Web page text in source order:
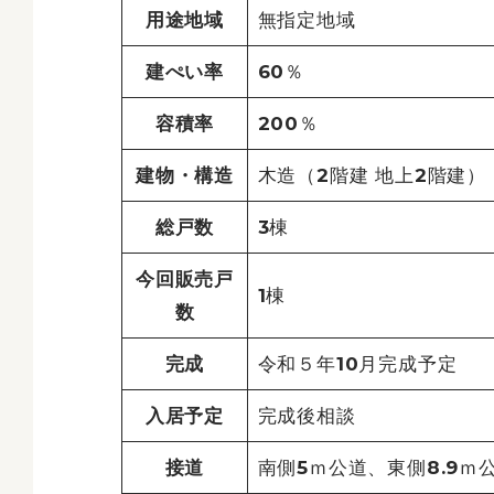
用途地域 無指定地域
建ぺい率 60％
容積率 200％
建物・構造 木造（2階建 地上2階建）
総戸数 3棟
今回販売戸
数
1棟
完成 令和５年10月完成予定
入居予定 完成後相談
接道 南側5ｍ公道、東側8.9ｍ